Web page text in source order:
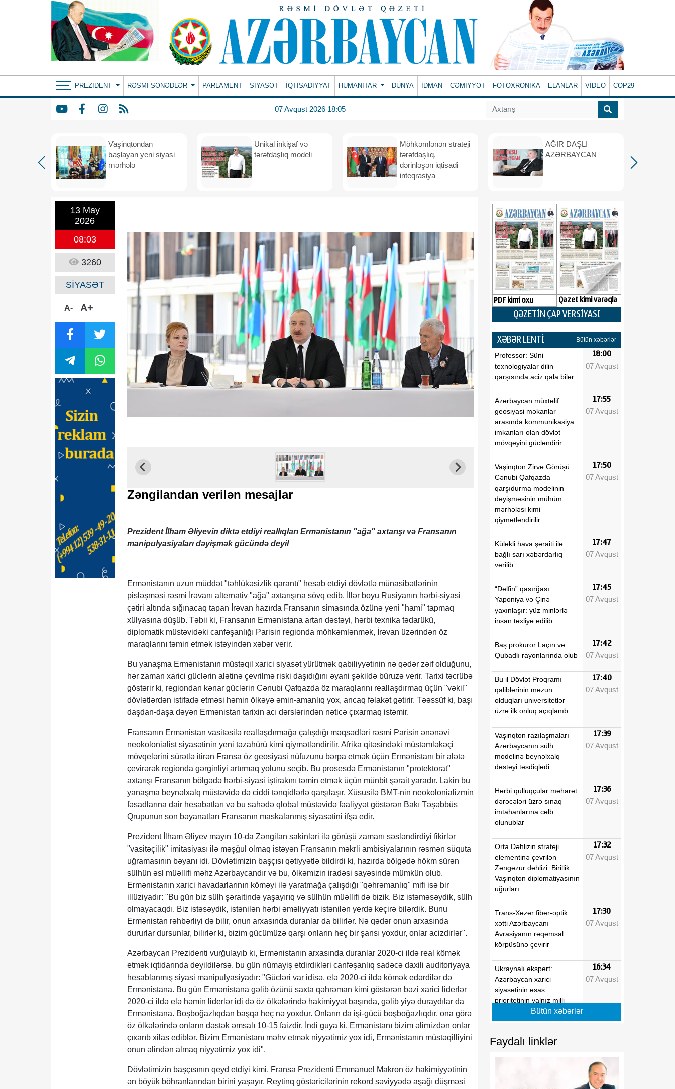
PREZIDENT RƏSMI SƏNƏDLƏR PARLAMENT SİYASƏT İQTİSADİYYAT HUMANITAR DÜNYA İDMAN CƏMİYYƏT FOTOXRONIKA ELANLAR VİDEO COP29
07 Avqust 2026 18:05
Vaşinqtondan
başlayan yeni siyasi
mərhələ
Unikal inkişaf və
tərəfdaşlıq modeli
Möhkəmlənən strateji
tərəfdaşlıq,
dərinləşən iqtisadi
inteqrasiya
AĞIR DAŞLI
AZƏRBAYCAN
13 May
2026
08:03
3260
SİYASƏT
A- A+
Zəngilandan verilən mesajlar
Prezident İlham Əliyevin diktə etdiyi reallıqları Ermənistanın "ağa" axtarışı və Fransanın
manipulyasiyaları dəyişmək gücündə deyil
Ermənistanın uzun müddət "təhlükəsizlik qarantı" hesab etdiyi dövlətlə münasibətlərinin
pisləşməsi rəsmi İrəvanı alternativ "ağa" axtarışına sövq edib. İllər boyu Rusiyanın hərbi-siyasi
çətiri altında sığınacaq tapan İrəvan hazırda Fransanın simasında özünə yeni "hami" tapmaq
xülyasına düşüb. Təbii ki, Fransanın Ermənistana artan dəstəyi, hərbi texnika tədarükü,
diplomatik müstəvidəki canfəşanlığı Parisin regionda möhkəmlənmək, İrəvan üzərindən öz
maraqlarını təmin etmək istəyindən xəbər verir.
Bu yanaşma Ermənistanın müstəqil xarici siyasət yürütmək qabiliyyətinin nə qədər zəif olduğunu,
hər zaman xarici güclərin alətinə çevrilmə riski daşıdığını əyani şəkildə büruzə verir. Tarixi təcrübə
göstərir ki, regiondan kənar güclərin Cənubi Qafqazda öz maraqlarını reallaşdırmaq üçün "vəkil"
dövlətlərdən istifadə etməsi həmin ölkəyə əmin-amanlıq yox, ancaq fəlakət gətirir. Təəssüf ki, başı
daşdan-daşa dəyən Ermənistan tarixin acı dərslərindən nəticə çıxarmaq istəmir.
Fransanın Ermənistan vasitəsilə reallaşdırmağa çalışdığı məqsədləri rəsmi Parisin ənənəvi
neokolonialist siyasətinin yeni təzahürü kimi qiymətləndirilir. Afrika qitəsindəki müstəmləkəçi
mövqelərini sürətlə itirən Fransa öz geosiyasi nüfuzunu bərpa etmək üçün Ermənistanı bir alətə
çevirərək regionda gərginliyi artırmaq yolunu seçib. Bu prosesdə Ermənistanın "protektorat"
axtarışı Fransanın bölgədə hərbi-siyasi iştirakını təmin etmək üçün münbit şərait yaradır. Lakin bu
yanaşma beynəlxalq müstəvidə də ciddi tənqidlərlə qarşılaşır. Xüsusilə BMT-nin neokolonializmin
fəsadlarına dair hesabatları və bu sahədə qlobal müstəvidə fəaliyyət göstərən Bakı Təşəbbüs
Qrupunun son bəyanatları Fransanın maskalanmış siyasətini ifşa edir.
Prezident İlham Əliyev mayın 10-da Zəngilan sakinləri ilə görüşü zamanı səsləndirdiyi fikirlər
"vasitəçilik" imitasiyası ilə məşğul olmaq istəyən Fransanın məkrli ambisiyalarının rəsmən süquta
uğramasının bəyanı idi. Dövlətimizin başçısı qətiyyətlə bildirdi ki, hazırda bölgədə hökm sürən
sülhün əsl müəllifi məhz Azərbaycandır və bu, ölkəmizin iradəsi sayəsində mümkün olub.
Ermənistanın xarici havadarlarının köməyi ilə yaratmağa çalışdığı "qəhrəmanlıq" mifi isə bir
illüziyadır: "Bu gün biz sülh şəraitində yaşayırıq və sülhün müəllifi də bizik. Biz istəməsəydik, sülh
olmayacaqdı. Biz istəsəydik, istənilən hərbi əməliyyatı istənilən yerdə keçirə bilərdik. Bunu
Ermənistan rəhbərliyi də bilir, onun arxasında duranlar da bilirlər. Nə qədər onun arxasında
dururlar dursunlar, bilirlər ki, bizim gücümüzə qarşı onların heç bir şansı yoxdur, onlar acizdirlər".
Azərbaycan Prezidenti vurğulayıb ki, Ermənistanın arxasında duranlar 2020-ci ildə real kömək
etmək iqtidarında deyildilərsə, bu gün nümayiş etdirdikləri canfəşanlıq sadəcə daxili auditoriyaya
hesablanmış siyasi manipulyasiyadır: "Gücləri var idisə, elə 2020-ci ildə kömək edərdilər də
Ermənistana. Bu gün Ermənistana gəlib özünü saxta qəhrəman kimi göstərən bəzi xarici liderlər
2020-ci ildə elə həmin liderlər idi də öz ölkələrində hakimiyyət başında, gəlib yiyə duraydılar da
Ermənistana. Boşboğazlıqdan başqa heç nə yoxdur. Onların da işi-gücü boşboğazlıqdır, ona görə
öz ölkələrində onların dəstək əmsalı 10-15 faizdir. İndi guya ki, Ermənistanı bizim əlimizdən onlar
çıxarıb xilas ediblər. Bizim Ermənistanı məhv etmək niyyətimiz yox idi, Ermənistanın müstəqilliyini
onun əlindən almaq niyyətimiz yox idi".
Dövlətimizin başçısının qeyd etdiyi kimi, Fransa Prezidenti Emmanuel Makron öz hakimiyyətinin
ən böyük böhranlarından birini yaşayır. Reytinq göstəricilərinin rekord səviyyədə aşağı düşməsi
PDF kimi oxu Qəzet kimi vərəqlə
QƏZETİN ÇAP VERSİYASI
XƏBƏR LENTİ Bütün xəbərlər
Professor: Süni
texnologiyalar dilin
qarşısında aciz qala bilər
18:00
07 Avqust
Azərbaycan müxtəlif
geosiyasi məkanlar
arasında kommunikasiya
imkanları olan dövlət
mövqeyini gücləndirir
17:55
07 Avqust
Vaşinqton Zirvə Görüşü
Cənubi Qafqazda
qarşıdurma modelinin
dəyişməsinin mühüm
mərhələsi kimi
qiymətləndirilir
17:50
07 Avqust
Küləkli hava şəraiti ilə
bağlı sarı xəbərdarlıq
verilib
17:47
07 Avqust
“Delfin” qasırğası
Yaponiya və Çinə
yaxınlaşır: yüz minlərlə
insan təxliyə edilib
17:45
07 Avqust
Baş prokuror Laçın və
Qubadlı rayonlarında olub
17:42
07 Avqust
Bu il Dövlət Proqramı
qaliblərinin məzun
olduqları universitetlər
üzrə ilk onluq açıqlanıb
17:40
07 Avqust
Vaşinqton razılaşmaları
Azərbaycanın sülh
modelinə beynəlxalq
dəstəyi təsdiqlədi
17:39
07 Avqust
Hərbi qulluqçular məharət
dərəcələri üzrə sınaq
imtahanlarına cəlb
olunublar
17:36
07 Avqust
Orta Dəhlizin strateji
elementinə çevrilən
Zəngəzur dəhlizi: Birillik
Vaşinqton diplomatiyasının
uğurları
17:32
07 Avqust
Trans-Xəzər fiber-optik
xətti Azərbaycanı
Avrasiyanın rəqəmsal
körpüsünə çevirir
17:30
07 Avqust
Ukraynalı ekspert:
Azərbaycan xarici
siyasətinin əsas
prioritetinin yalnız milli
maraqların qorunması
olduğunu nümayiş etdirir
16:34
07 Avqust
“Vətən” jurnalı: Özbəkistan
və Azərbaycan: Müttəfiqlik
07 Avqust
Bütün xəbərlər
Faydalı linklər